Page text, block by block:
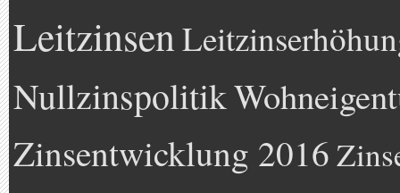
Leitzinsen
Nullzinspolitik
Zinsentwicklung 2016